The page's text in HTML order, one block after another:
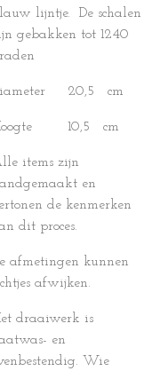
lijntje. De schalen
gebakken tot 1240
20,5 cm
10,5 cm
items zijn
en
de kenmerken
dit proces.
afmetingen kunnen
afwijken.
draaiwerk is
en
Wie